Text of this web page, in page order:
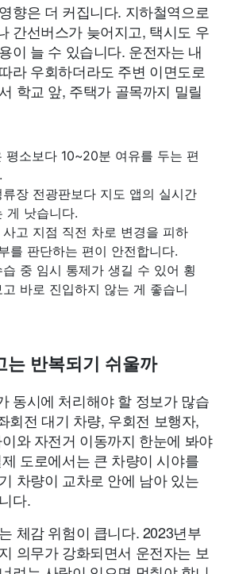
향은 더 커집니다. 지하철역으로
간선버스가 늦어지고, 택시도 우
이 늘 수 있습니다. 운전자는 내
라 우회하더라도 주변 이면도로
학교 앞, 주택가 골목까지 밀릴
평소보다 10~20분 여유를 두는 편
장 전광판보다 지도 앱의 실시간
게 낫습니다.
고 지점 직전 차로 변경을 피하
를 판단하는 편이 안전합니다.
중 임시 통제가 생길 수 있어 횡
바로 진입하지 않는 게 좋습니
는 반복되기 쉬울까
동시에 처리해야 할 정보가 많습
회전 대기 차량, 우회전 보행자,
와 자전거 이동까지 한눈에 봐야
도로에서는 큰 차량이 시야를
차량이 교차로 안에 남아 있는
다.
체감 위험이 큽니다. 2023년부
의무가 강화되면서 운전자는 보